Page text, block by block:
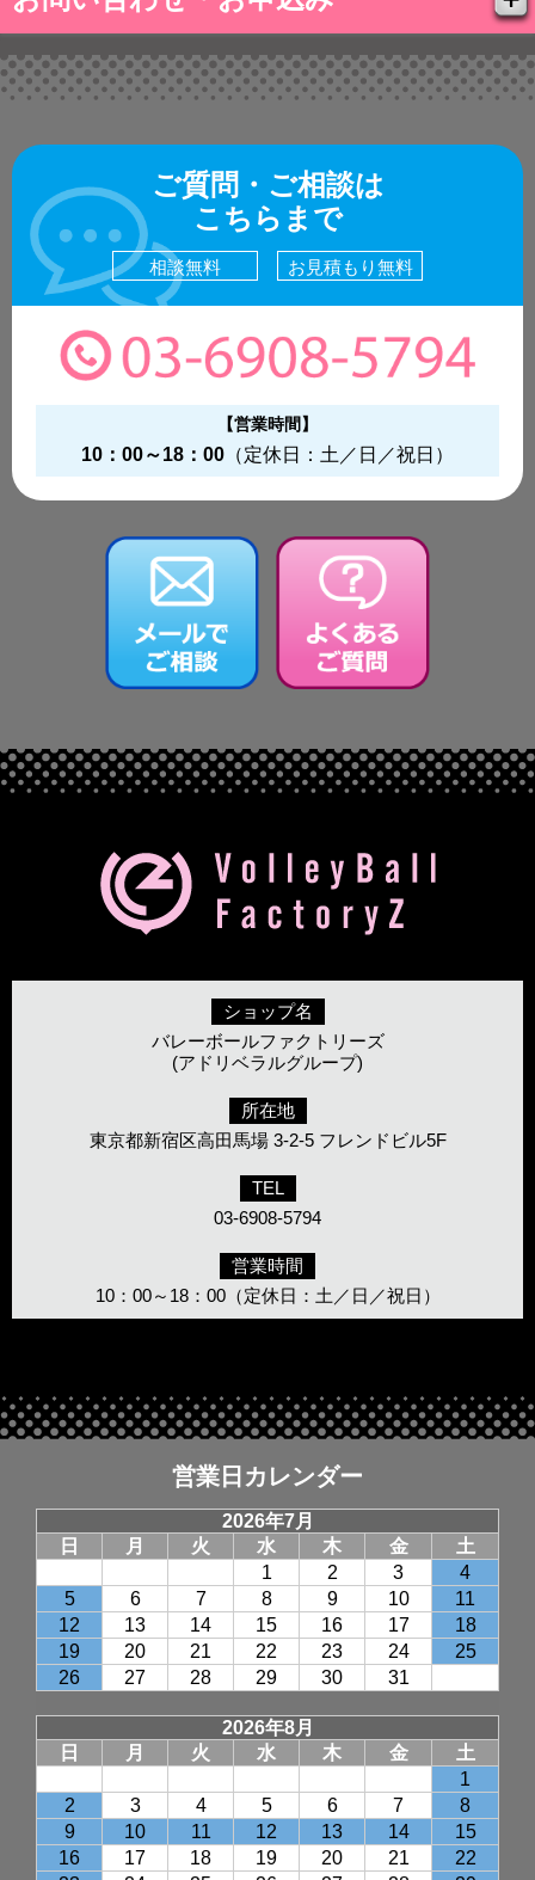
ご質問・ご相談は
こちらまで
相談無料 お見積もり無料
【営業時間】
10：00～18：00 （定休日：土／日／祝日）
ショップ名
バレーボールファクトリーズ
(アドリベラルグループ)
所在地
東京都新宿区高田馬場 3-2-5 フレンドビル5F
TEL
03-6908-5794
営業時間
10：00～18：00（定休日：土／日／祝日）
営業日カレンダー